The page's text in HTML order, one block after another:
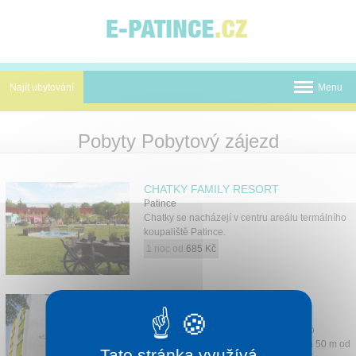
Najít ubytování
Mapa
Menu
Pobyty Pobytový zájezd
CHATKY FAMILY RESORT
Patince
Chatky se nacházejí v centru areálu termálního
koupaliště Patince.
1 noc od 685 Kč
Patince
Penzion se nachází v areálu termálního
koupaliště Patince, 40 m od dětského a 50 m od